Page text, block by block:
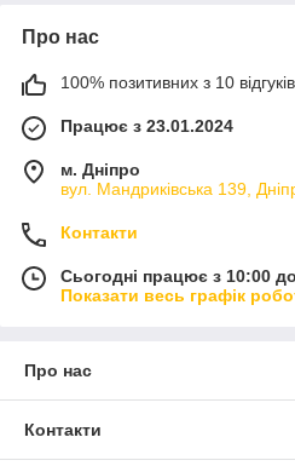
Про нас
100% позитивних з 10
Працює з 23.01.2024
м. Дніпро
вул. Мандриківська 139,
Контакти
Сьогодні працює з 10:00
Показати весь графік
Про нас
Контакти